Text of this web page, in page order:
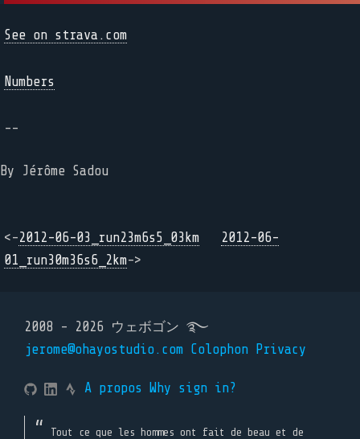
See on strava.com
Numbers
--
By Jérôme Sadou
<-2012-06-03_run23m6s5_03km
2012-06-
01_run30m36s6_2km->
2008 - 2026 ウェボゴン ࿐
jerome@ohayostudio.com Colophon Privacy
A propos Why sign in?
Tout ce que les hommes ont fait de beau et de